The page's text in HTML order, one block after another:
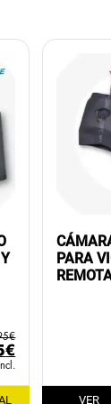
€
€
precio
actual
PARA
VER